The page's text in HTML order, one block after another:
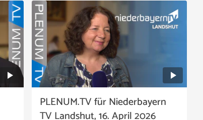
PLENUM.TV für Niederbayern
TV Landshut, 16. April 2026